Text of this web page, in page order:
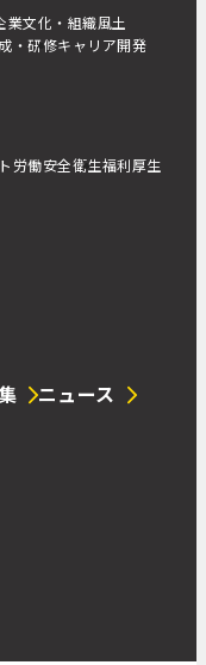
業文化・組織風土
・研修キャリア開発
労働安全衛生福利厚生
ニュース